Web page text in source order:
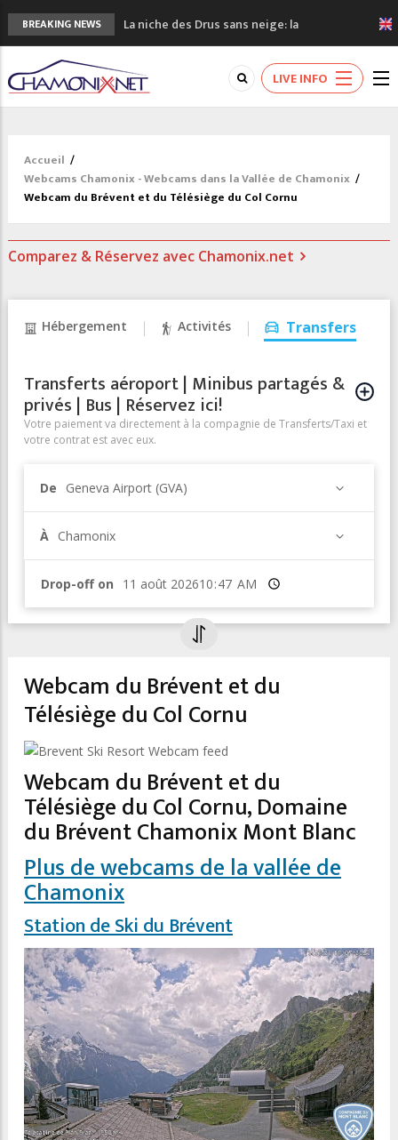
BREAKING NEWS
La niche des Drus sans neige: la
sécheresse en haute montagne
3 bonnes raisons pour visiter le nouveau
Musée du Mont-Blanc
Accidents en montagne: 3 personnes sont
à pied à Chamonix
3eme Chamonix Vallée Classics Festival
LIVE INFO
Accueil /
Webcams Chamonix - Webcams dans la Vallée de Chamonix /
Webcam du Brévent et du Télésiège du Col Cornu
Comparez & Réservez avec Chamonix.net
Hébergement Activités Transfers
Transferts aéroport | Minibus partagés &
privés | Bus | Réservez ici!
Votre paiement va directement à la compagnie de Transferts/Taxi et
votre contrat est avec eux.
De Geneva Airport (GVA)
À Chamonix
Drop-off on Heure
Webcam du Brévent et du
Télésiège du Col Cornu
Webcam du Brévent et du
Télésiège du Col Cornu, Domaine
du Brévent Chamonix Mont Blanc
Plus de webcams de la vallée de
Chamonix
Station de Ski du Brévent